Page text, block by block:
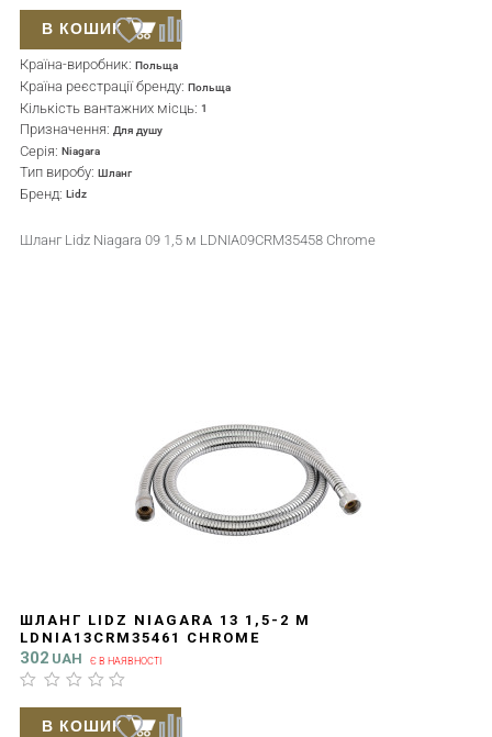
Країна-виробник: Польща
Країна реєстрації бренду: Польща
Кількість вантажних місць: 1
Призначення: Для душу
Серія: Niagara
Тип виробу: Шланг
Бренд: Lidz
Шланг Lidz Niagara 09 1,5 м LDNIA09CRM35458 Chrome
В КОШИК
ШЛАНГ LIDZ NIAGARA 13 1,5-2 М
LDNIA13CRM35461 CHROME
302 UAH Є В НАЯВНОСТІ
В КОШИК